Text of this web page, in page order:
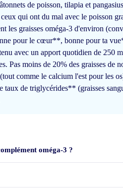
verbeterd
de poisson, tilapia et
qui ont du mal avec le poisson
les graisses oméga-3 d'environ
pour le cœur**, bonne pour ta
avec un apport quotidien de 250
moins de 20% des graisses de
comme le calcium l'est pour les
de triglycérides** (graisses
oméga-3 ?